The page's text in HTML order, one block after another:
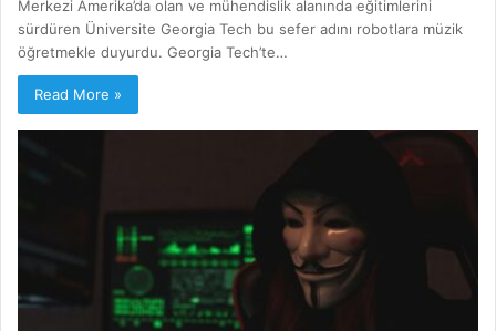
Merkezi Amerika’da olan ve mühendislik alanında eğitimlerini
sürdüren Üniversite Georgia Tech bu sefer adını robotlara müzik
öğretmekle duyurdu. Georgia Tech’te…
Read More »